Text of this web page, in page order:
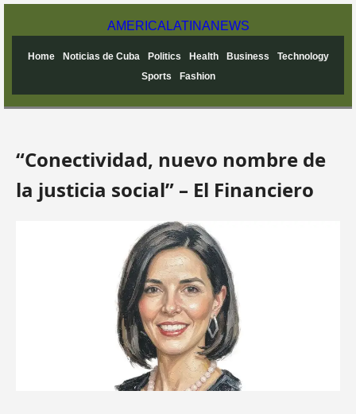
AMERICA LATINANEWS
Home Noticias de Cuba Politics Health Business
Technology
Sports
Fashion
“Conectividad, nuevo nombre de
la justicia social” – El Financiero